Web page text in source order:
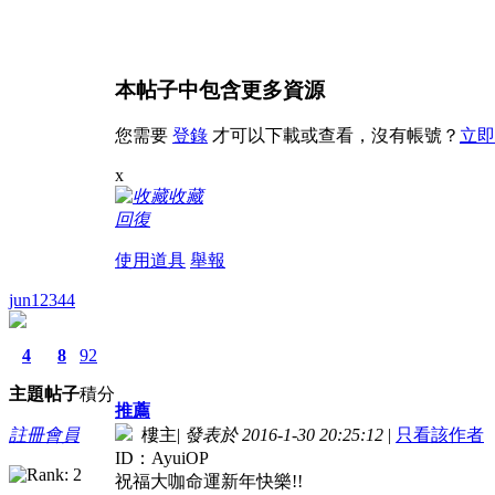
本帖子中包含更多資源
您需要 登錄 才可以下載或查看，沒有帳號？ 立
x
收藏
回復
使用道具 舉報
jun12344
4
主題
8
帖子
92
積分
註冊會員
推薦
樓主| 發表於 2016-1-30 20:25:12 | 只看該作者
ID：AyuiOP
祝福大咖命運新年快樂!!